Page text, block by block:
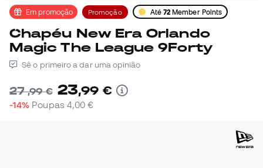
Em promoção Promoção Até 72 Member Points
Chapéu New Era Orlando
Magic The League 9Forty
Sê o primeiro a dar uma opinião
27,99 € 23,99 €
-14% Poupas 4,00 €